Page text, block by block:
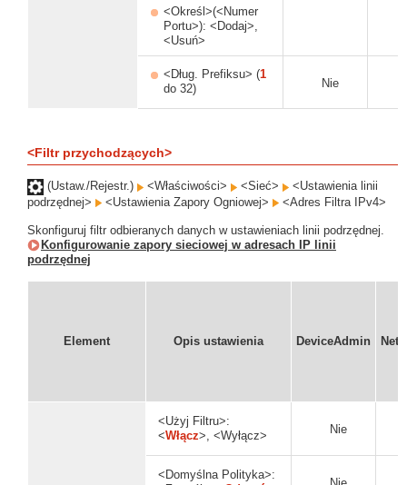
<Określ>(<Numer
Portu>): <Dodaj>,
<Usuń>
<Dług. Prefiksu> (1
do 32)
Nie
<Filtr przychodzących>
(Ustaw./Rejestr.) <Właściwości> <Sieć>
<Ustawienia linii
podrzędnej>
<Ustawienia Zapory Ogniowej> <Adres Filtra IPv4>
Skonfiguruj filtr odbieranych danych w ustawieniach linii podrzędnej.
Konfigurowanie zapory sieciowej w adresach IP linii
podrzędnej
Element Opis ustawienia DeviceAdmin
<Użyj Filtru>:
<Włącz>, <Wyłącz> Nie
<Domyślna Polityka>: